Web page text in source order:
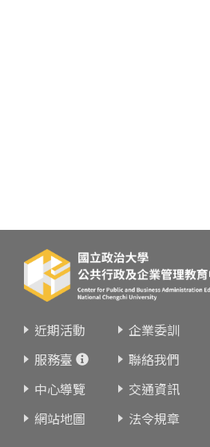
近期活動 企業委訓
服務臺
聯絡我們
中心導覽
交通資訊
網站地圖
法令規章